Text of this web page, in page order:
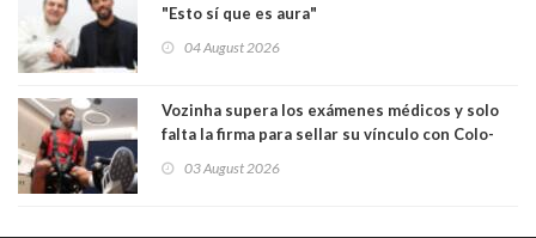
"Esto sí que es aura"
04 August 2026
Vozinha supera los exámenes médicos y solo
falta la firma para sellar su vínculo con Colo-
03 August 2026